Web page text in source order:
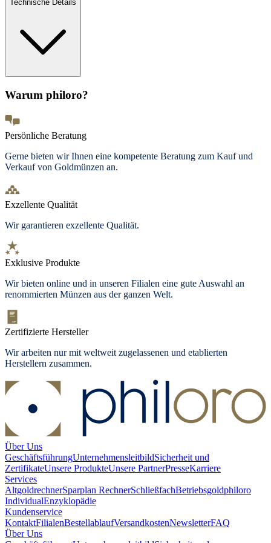
Technische Details
Warum philoro?
Persönliche Beratung
Gerne bieten wir Ihnen eine kompetente Beratung zum Kauf und
Verkauf von Goldmünzen an.
Exzellente Qualität
Wir garantieren exzellente Qualität.
Exklusive Produkte
Wir bieten online und in unseren Filialen eine gute Auswahl an
renommierten Münzen aus der ganzen Welt.
Zertifizierte Hersteller
Wir arbeiten nur mit weltweit zugelassenen und etablierten
Herstellern zusammen.
Über Uns
GeschäftsführungUnternehmensleitbildSicherheit und
ZertifikateUnsere ProdukteUnsere PartnerPresseKarriere
Services
AltgoldrechnerSparplan RechnerSchließfachBetriebsgoldphiloro
IndividualEnzyklopädie
Kundenservice
KontaktFilialenBestellablaufVersandkostenNewsletterFAQ
Über Uns